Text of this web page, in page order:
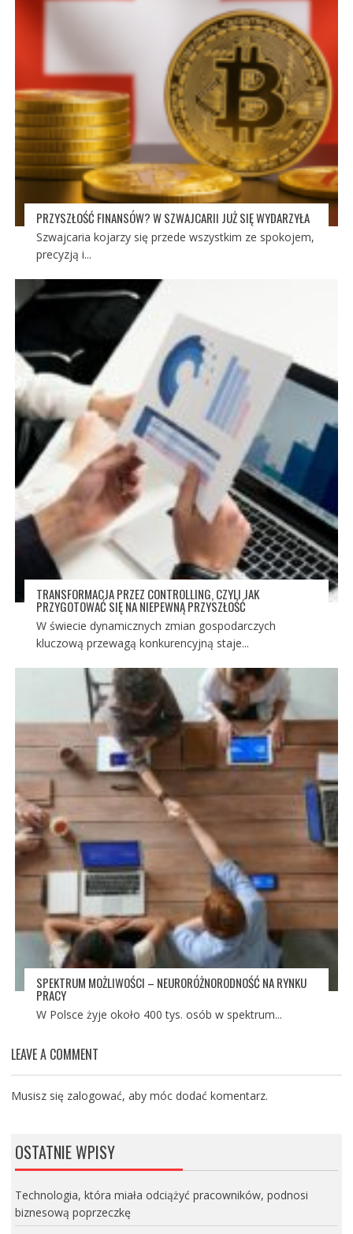
PRZYSZŁOŚĆ FINANSÓW? W SZWAJCARII JUŻ SIĘ WYDARZYŁA
Szwajcaria kojarzy się przede wszystkim ze spokojem,
precyzją i...
TRANSFORMACJA PRZEZ CONTROLLING, CZYLI JAK
PRZYGOTOWAĆ SIĘ NA NIEPEWNĄ PRZYSZŁOŚĆ
W świecie dynamicznych zmian gospodarczych
kluczową przewagą konkurencyjną staje...
SPEKTRUM MOŻLIWOŚCI – NEURORÓŻNORODNOŚĆ NA RYNKU
PRACY
W Polsce żyje około 400 tys. osób w spektrum...
LEAVE A COMMENT
Musisz się zalogować, aby móc dodać komentarz.
OSTATNIE WPISY
Technologia, która miała odciążyć pracowników, podnosi
biznesową poprzeczkę